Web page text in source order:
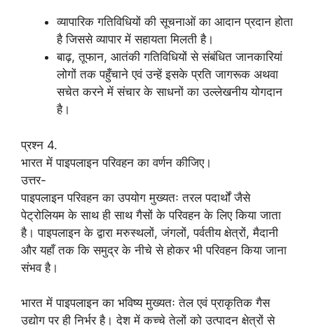
व्यापारिक गतिविधियों की सूचनाओं का आदान प्रदान होता
है जिससे व्यापार में सहायता मिलती है।
बाढ़, तूफान, आतंकी गतिविधियों से संबंधित जानकारियां
लोगों तक पहुँचाने एवं उन्हें इसके प्रति जागरूक अथवा
सचेत करने में संचार के साधनों का उल्लेखनीय योगदान
है।
प्रश्न 4.
भारत में पाइपलाइन परिवहन का वर्णन कीजिए।
उत्तर-
पाइपलाइन परिवहन का उपयोग मुख्यतः तरल पदार्थों जैसे
पेट्रोलियम के साथ ही साथ गैसों के परिवहन के लिए किया जाता
है। पाइपलाइन के द्वारा मरुस्थलों, जंगलों, पर्वतीय क्षेत्रों, मैदानी
और यहाँ तक कि समुद्र के नीचे से होकर भी परिवहन किया जाना
संभव है।
भारत में पाइपलाइन का भविष्य मुख्यतः तेल एवं प्राकृतिक गैस
उद्योग पर ही निर्भर है। देश में कच्चे तेलों को उत्पादन क्षेत्रों से